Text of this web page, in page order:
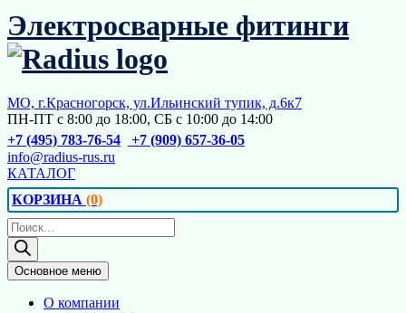
Перейти
к
содержимому
Электросварные фитинги
МО, г.Красногорск, ул.Ильинский тупик, д.6к7
ПН-ПТ с 8:00 до 18:00, СБ с 10:00 до 14:00
+7 (495) 783-76-54
+7 (909) 657-36-05
info@radius-rus.ru
КАТАЛОГ
КОРЗИНА (0)
Поиск
товаров
Основное меню
О компании